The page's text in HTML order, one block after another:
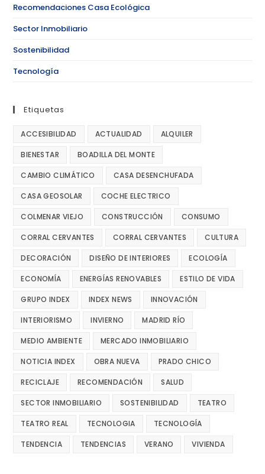
Recomendaciones Casa Ecológica
Sector Inmobiliario
Sostenibilidad
Tecnología
Etiquetas
ACCESIBILIDAD ACTUALIDAD ALQUILER
BIENESTAR BOADILLA DEL MONTE
CAMBIO CLIMÁTICO CASA DESENCHUFADA
CASA GEOSOLAR COCHE ELECTRICO
COLMENAR VIEJO CONSTRUCCIÓN CONSUMO
CORRAL CERVANTES CORRAL CERVANTES CULTURA
DECORACIÓN DISEÑO DE INTERIORES ECOLOGÍA
ECONOMÍA ENERGÍAS RENOVABLES ESTILO DE VIDA
GRUPO INDEX INDEX NEWS INNOVACIÓN
INTERIORISMO INVIERNO MADRID RÍO
MEDIO AMBIENTE MERCADO INMOBILIARIO
NOTICIA INDEX OBRA NUEVA PRADO CHICO
RECICLAJE RECOMENDACIÓN SALUD
SECTOR INMOBILIARIO SOSTENIBILIDAD TEATRO
TEATRO REAL TECNOLOGIA TECNOLOGÍA
TENDENCIA TENDENCIAS VERANO VIVIENDA